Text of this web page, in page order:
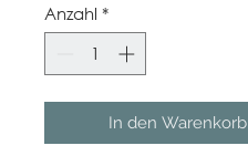
Anzahl *
In den Warenkorb